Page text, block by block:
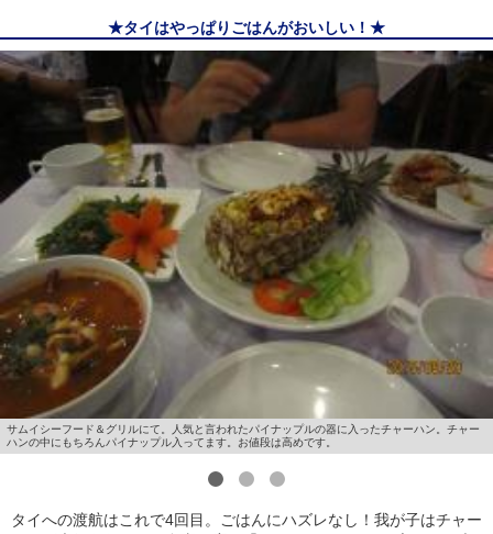
★タイはやっぱりごはんがおいしい！★
サムイシーフード＆グリルにて。人気と言われたパイナップルの器に入ったチャーハン。チャー
ハンの中にもちろんパイナップル入ってます。お値段は高めです。
タイへの渡航はこれで4回目。ごはんにハズレなし！我が子はチャー